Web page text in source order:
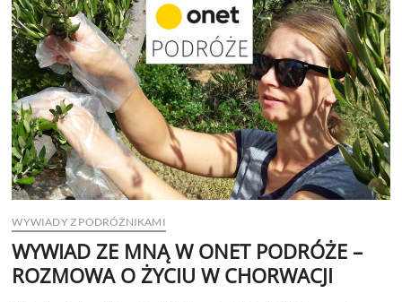
KILKA
SŁÓW
ODE
MNIE
W
ONET
PODRÓŻE
WYWIADY Z PODRÓŻNIKAMI
WYWIAD ZE MNĄ W ONET PODRÓŻE –
ROZMOWA O ŻYCIU W CHORWACJI